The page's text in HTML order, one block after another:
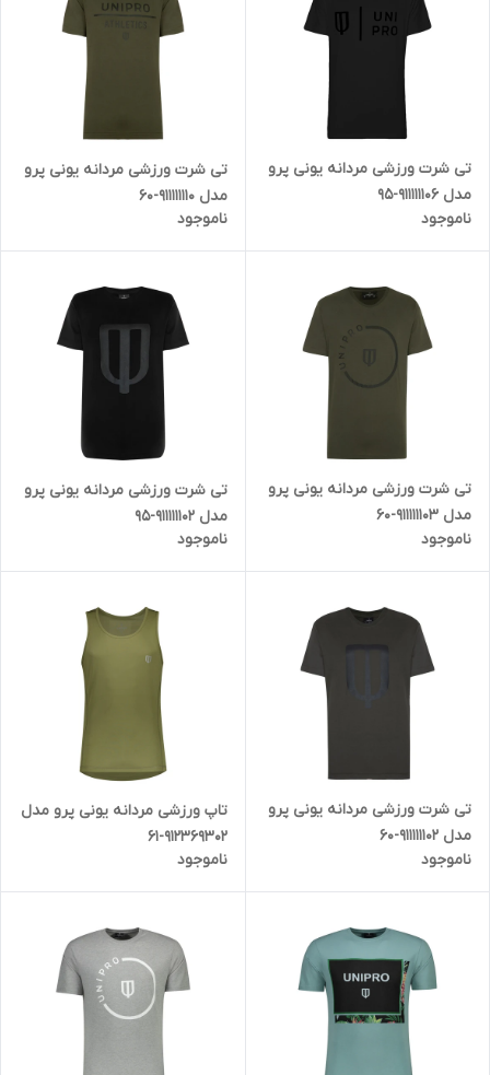
تی شرت ورزشی مردانه یونی پرو
مدل 911111106-95
ناموجود
تی شرت ورزشی مردانه یونی پرو
مدل 911111110-60
ناموجود
تی شرت ورزشی مردانه یونی پرو
مدل 911111103-60
ناموجود
تی شرت ورزشی مردانه یونی پرو
مدل 911111102-95
ناموجود
تی شرت ورزشی مردانه یونی پرو
مدل 911111102-60
ناموجود
تاپ ورزشی مردانه یونی پرو مدل
912369302-61
ناموجود